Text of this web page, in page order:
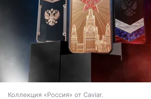
Коллекция «Россия» от Caviar.